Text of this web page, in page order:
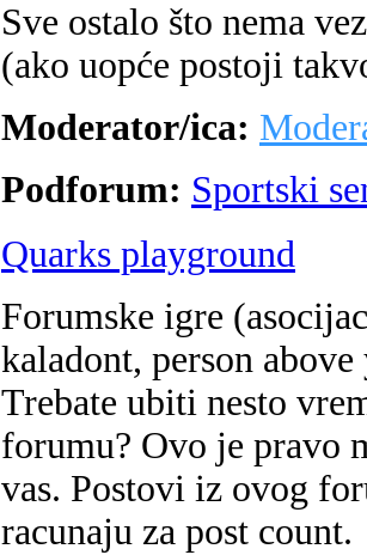
Sve ostalo što nema
(ako uopće postoji
Moderator/ica:
Podforum: Sportski
Quarks playground
Forumske igre
kaladont, person
Trebate ubiti nesto
forumu? Ovo je pravo
vas. Postovi iz ovog
racunaju za post count.